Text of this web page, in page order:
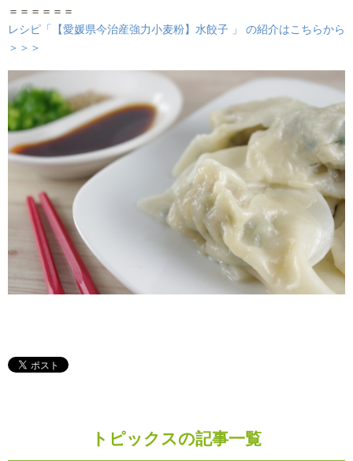
＝＝＝＝＝＝
レシピ「【愛媛県今治産強力小麦粉】水餃子 」 の紹介はこちらから
＞＞＞
トピックスの記事一覧